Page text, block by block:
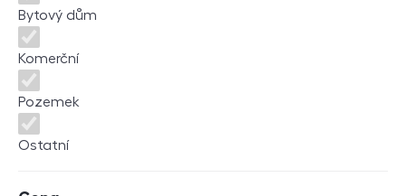
Bytový dům
Komerční
Pozemek
Ostatní